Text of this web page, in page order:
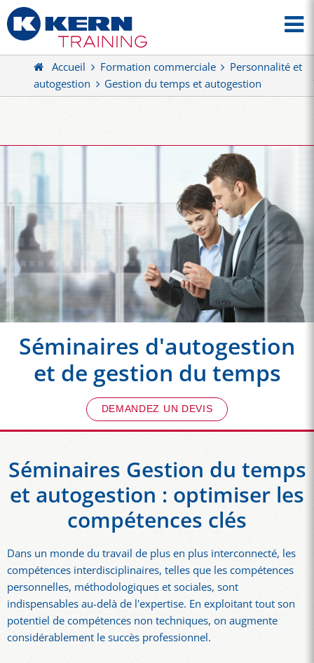
Accueil Formation commerciale
Personnalité et
autogestion
Gestion du temps et autogestion
Séminaires d'autogestion
et de gestion du temps
DEMANDEZ UN DEVIS
Séminaires Gestion du temps
et autogestion : optimiser les
compétences clés
Dans un monde du travail de plus en plus interconnecté, les
compétences interdisciplinaires, telles que les compétences
personnelles, méthodologiques et sociales, sont
indispensables au-delà de l'expertise. En exploitant tout son
potentiel de compétences non techniques, on augmente
considérablement le succès professionnel.